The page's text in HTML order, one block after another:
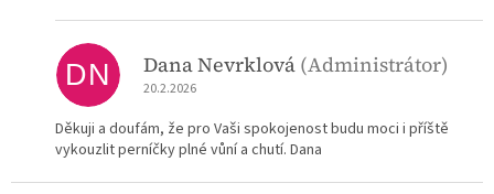
DN Dana Nevrklová (Administrátor)
20.2.2026
Děkuji a doufám, že pro Vaši spokojenost budu moci i příště
vykouzlit perníčky plné vůní a chutí. Dana